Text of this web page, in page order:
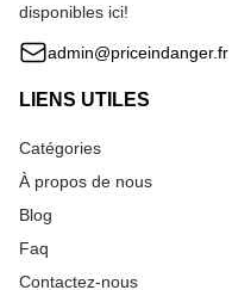
disponibles ici!
admin@priceindanger.fr
LIENS UTILES
Catégories
À propos de nous
Blog
Faq
Contactez-nous